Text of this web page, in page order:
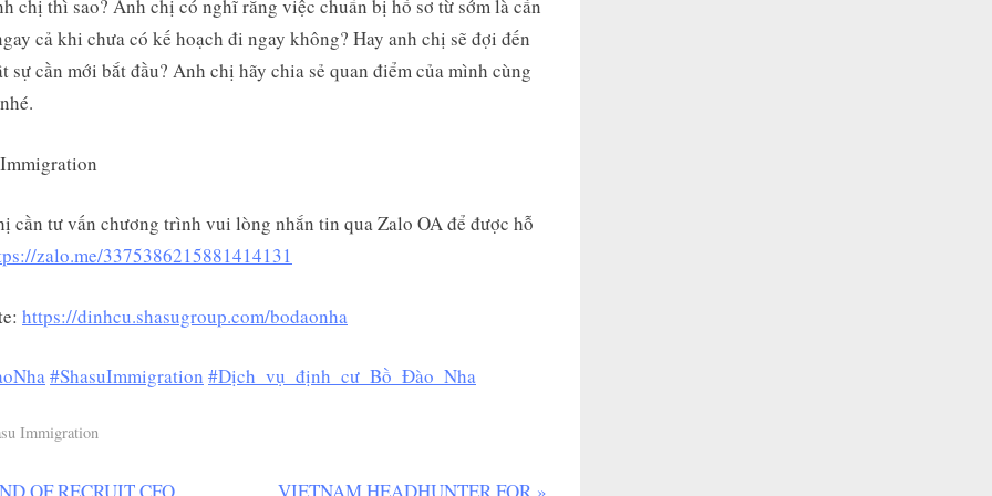
chị thì sao? Anh chị có nghĩ rằng việc chuẩn bị hồ sơ từ sớm là cần
cả khi chưa có kế hoạch đi ngay không? Hay anh chị sẽ đợi đến
sự cần mới bắt đầu? Anh chị hãy chia sẻ quan điểm của mình cùng
cần tư vấn chương trình vui lòng nhắn tin qua Zalo OA để được hỗ
zalo.me/3375386215881414131
https://dinhcu.shasugroup.com/bodaonha
#ShasuImmigration #Dịch_vụ_định_cư_Bồ_Đào_Nha
Immigration
OF RECRUIT CFO
N
VIETNAM HEADHUNTER FOR